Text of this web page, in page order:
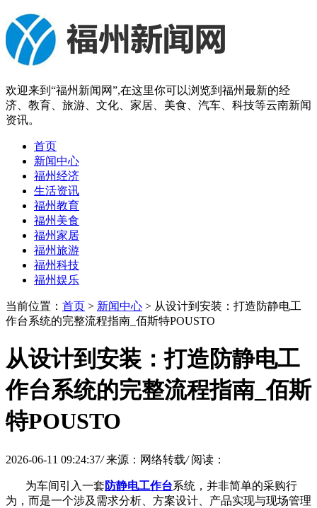
欢迎来到“福州新闻网”,在这里你可以浏览到福州最新的经
济、教育、旅游、文化、家居、美食、汽车、科技等云南新闻
资讯。
首页
新闻中心
福州经济
生活资讯
福州教育
福州美食
福州家居
福州旅游
福州科技
福州娱乐
当前位置： 首页 > 新闻中心 > 从设计到安装：打造防静电工
作台系统的完整流程指南_佰斯特POUSTO
从设计到安装：打造防静电工
作台系统的完整流程指南_佰斯
特POUSTO
2026-06-11 09:24:37/ 来源：网络转载/ 阅读：
为车间引入一套 防静电工作台系统，并非简单的采购行
为，而是一个涉及需求分析、方案设计、产品实现与现场管理